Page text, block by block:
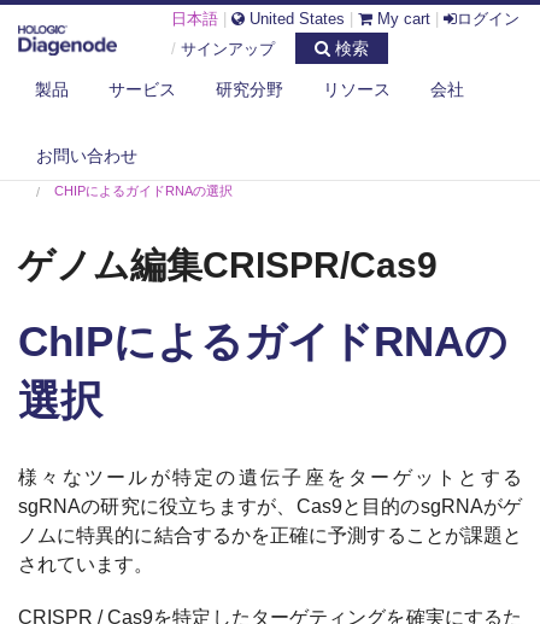
日本語 United States My cart
ログイン
/ サインアップ 検索
製品 サービス 研究分野 リソース 会社
お問い合わせ
CHIPによるガイドRNAの選択
ゲノム編集CRISPR/Cas9
ChIPによるガイドRNAの
選択
様々なツールが特定の遺伝子座をターゲットとする
sgRNAの研究に役立ちますが、Cas9と目的のsgRNAがゲ
ノムに特異的に結合するかを正確に予測することが課題と
されています。
CRISPR / Cas9を特定したターゲティングを確実にするた